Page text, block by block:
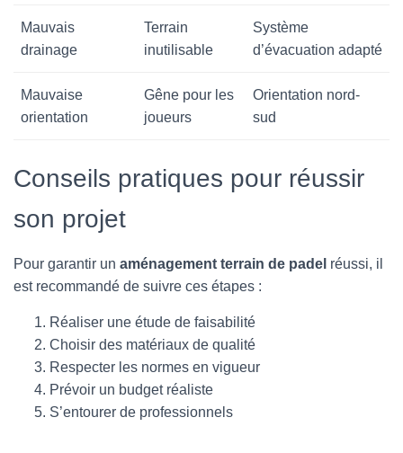
Mauvais
drainage
Terrain
inutilisable
Système
d’évacuation adapté
Mauvaise
orientation
Gêne pour les
joueurs
Orientation nord-
sud
Conseils pratiques pour réussir
son projet
Pour garantir un aménagement terrain de padel réussi, il
est recommandé de suivre ces étapes :
Réaliser une étude de faisabilité
Choisir des matériaux de qualité
Respecter les normes en vigueur
Prévoir un budget réaliste
S’entourer de professionnels